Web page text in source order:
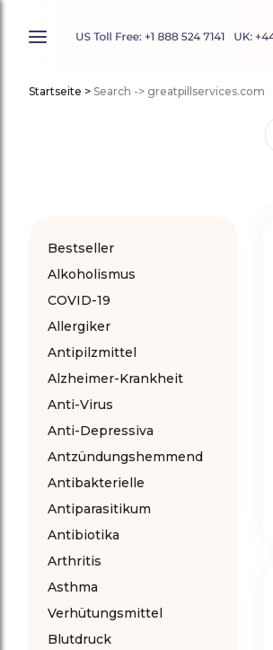
Startseite > Search -> greatpillservices.com
Bestseller
Alkoholismus
COVID-19
Allergiker
Antipilzmittel
Alzheimer-Krankheit
Anti-Virus
Anti-Depressiva
Antzündungshemmend
Antibakterielle
Antiparasitikum
Antibiotika
Arthritis
Asthma
Verhütungsmittel
Blutdruck